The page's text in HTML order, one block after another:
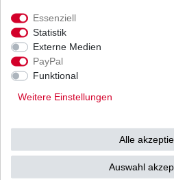
Essenziell
Statistik
Externe Medien
PayPal
Funktional
Weitere Einstellungen
Alle
Auswahl